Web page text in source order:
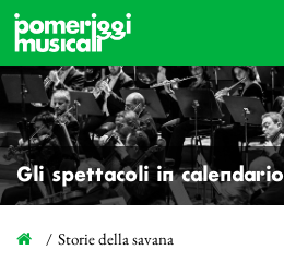
Gli spettacoli in calendario
Storie della savana